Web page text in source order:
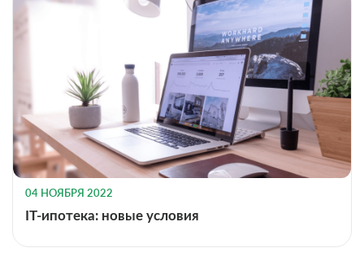
04 НОЯБРЯ 2022
IT-ипотека: новые условия